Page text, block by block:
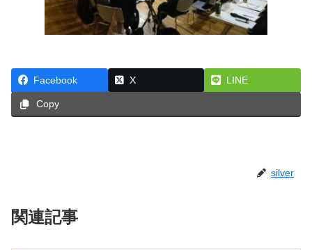
Facebook X LINE
Copy
silver
関連記事